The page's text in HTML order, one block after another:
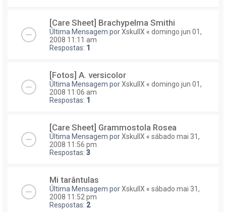
[Care Sheet] Brachypelma Smithi
Última Mensagem porXskullX « domingo jun 01,
2008 11:11 am
Respostas: 1
[Fotos] A. versicolor
Última Mensagem porXskullX « domingo jun 01,
2008 11:06 am
Respostas: 1
[Care Sheet] Grammostola Rosea
Última Mensagem porXskullX « sábado mai 31,
2008 11:56 pm
Respostas: 3
Mi tarântulas
Última Mensagem porXskullX « sábado mai 31,
2008 11:52 pm
Respostas: 2